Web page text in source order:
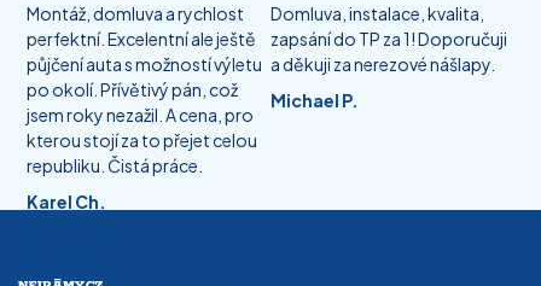
Montáž, domluva a rychlost
perfektní. Excelentní ale ještě
půjčení auta s možností výletu
po okolí. Přívětivý pán, což
jsem roky nezažil. A cena, pro
kterou stojí za to přejet celou
republiku. Čistá práce.
Karel Ch.
Domluva, instalace, kvalita,
zapsání do TP za 1! Doporučuji
a děkuji za nerezové nášlapy.
Michael P.